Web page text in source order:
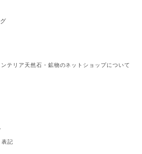
テリア天然石・鉱物のネットショップについて
表記